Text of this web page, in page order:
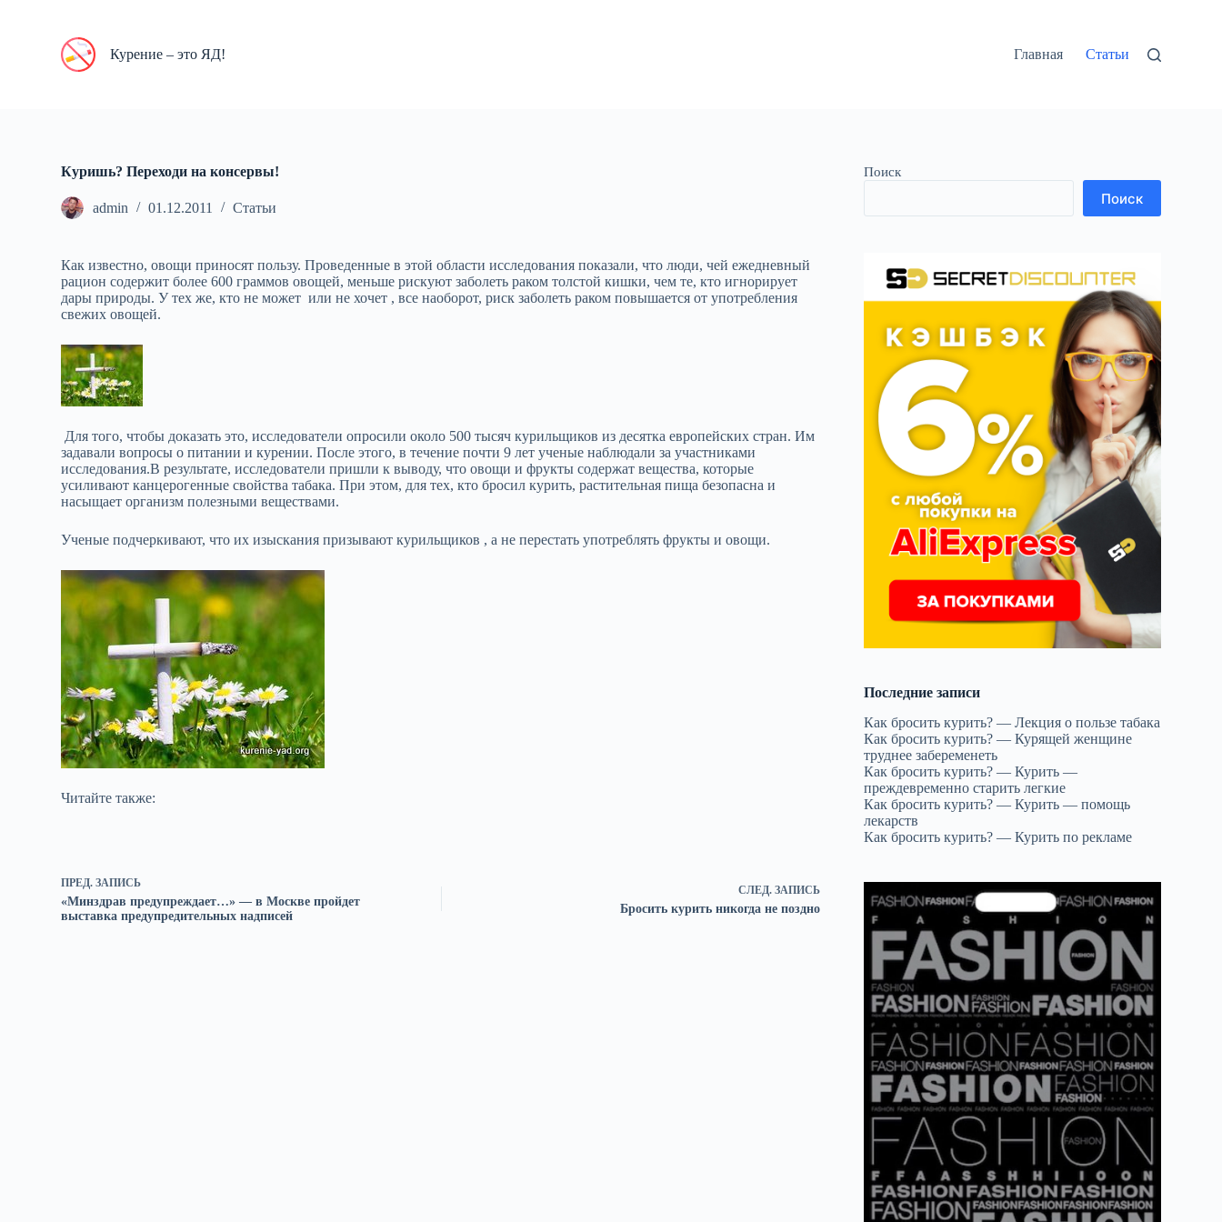
Курение – это ЯД! Главная Статьи
Куришь? Переходи на консервы!
admin 01.12.2011 Статьи
Как известно, овощи приносят пользу. Проведенные в этой области исследования показали, что люди, чей ежедневный
рацион содержит более 600 граммов овощей, меньше рискуют заболеть раком толстой кишки, чем те, кто игнорирует
дары природы. У тех же, кто не может или не хочет , все наоборот, риск заболеть раком повышается от употребления
свежих овощей.
Для того, чтобы доказать это, исследователи опросили около 500 тысяч курильщиков из десятка европейских стран. Им
задавали вопросы о питании и курении. После этого, в течение почти 9 лет ученые наблюдали за участниками
исследования.В результате, исследователи пришли к выводу, что овощи и фрукты содержат вещества, которые
усиливают канцерогенные свойства табака. При этом, для тех, кто бросил курить, растительная пища безопасна и
насыщает организм полезными веществами.
Ученые подчеркивают, что их изыскания призывают курильщиков , а не перестать употреблять фрукты и овощи.
Читайте также:
ПРЕД.ЗАПИСЬ
«Минздрав предупреждает…» — в Москве пройдет
выставка предупредительных надписей
СЛЕД. ЗАПИСЬ
Бросить курить никогда не поздно
Поиск
Поиск
Последние записи
Как бросить курить? — Лекция о пользе табака
Как бросить курить? — Курящей женщине
труднее забеременеть
Как бросить курить? — Курить —
преждевременно старить легкие
Как бросить курить? — Курить — помощь
лекарств
Как бросить курить? — Курить по рекламе